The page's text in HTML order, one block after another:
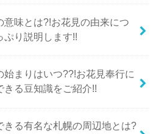
意味とは?!お花見の由来につ
ぷり説明します!!
始まりはいつ??!お花見奉行に
きる豆知識をご紹介!!
きる有名な札幌の周辺地とは?